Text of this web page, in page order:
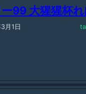
99 大猩猩杯
月1日